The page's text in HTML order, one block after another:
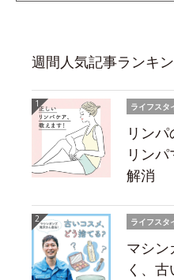
週間人気記事ランキ
ライフスタ
リン
リン
解消
ライフスタ
マシン
く、